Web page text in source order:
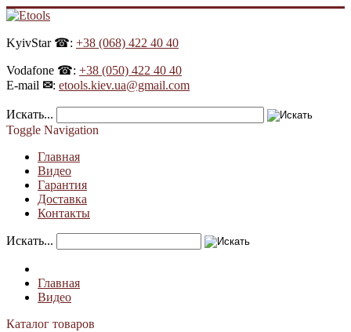
KyivStar ☎: +38 (068) 422 40 40
Vodafone ☎: +38 (050) 422 40 40
E-mail ✉: etools.kiev.ua@gmail.com
Искать...
Toggle Navigation
Главная
Видео
Гарантия
Доставка
Контакты
Искать...
Главная
Видео
Каталог товаров